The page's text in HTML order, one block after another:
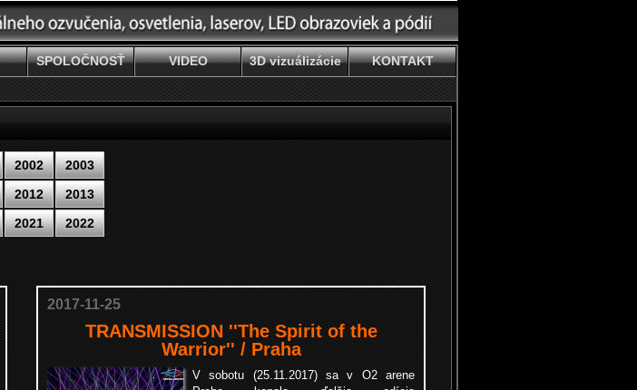
SPOLOČNOSŤ VIDEO 3D vizuálizácie KONTAKT
2002
2003
2012
2013
2021
2022
2017-11-25
TRANSMISSION ''The Spirit of the
Warrior'' / Praha
V sobotu (25.11.2017) sa v O2arene